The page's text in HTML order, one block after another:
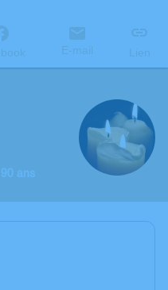
E-mail Lien
ans